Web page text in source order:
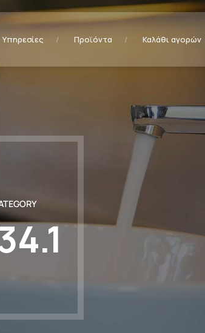
Υπηρεσίες Προϊόντα Καλάθι αγορών